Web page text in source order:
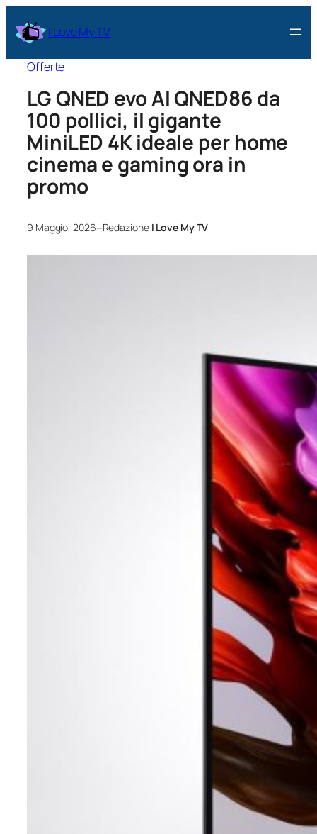
I Love My TV
Offerte
LG QNED evo AI QNED86 da
100 pollici, il gigante
MiniLED 4K ideale per home
cinema e gaming ora in
promo
9 Maggio, 2026–Redazione I Love My TV